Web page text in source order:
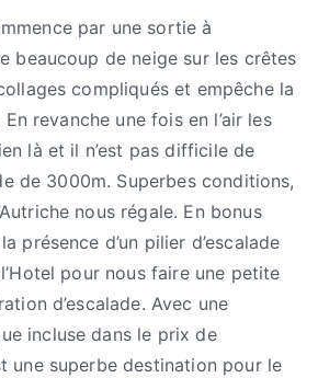
par une sortie à
beaucoup de neige sur les crêtes
compliqués et empêche la
En revanche une fois en l’air les
là et il n’est pas difficile de
de 3000m. Superbes conditions,
nous régale. En bonus
présence d’un pilier d’escalade
pour nous faire une petite
d’escalade. Avec une
incluse dans le prix de
une superbe destination pour le